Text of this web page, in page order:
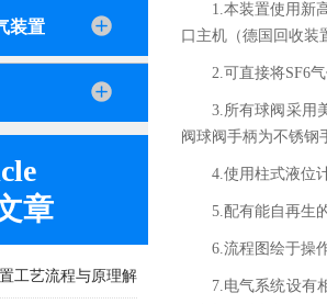
装置
章
工艺流程与原理解
1.本装置使用新
口主机（德国回收装
2.可直接将SF6
3.所有球阀采用
阀球阀手柄为不锈钢
4.使用柱式液
5.配有能自再生
6.流程图绘于操
7.电气系统设有